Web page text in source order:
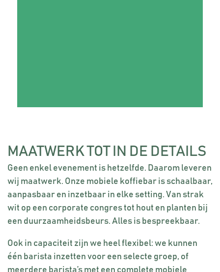
MAATWERK TOT IN DE DETAILS
Geen enkel evenement is hetzelfde. Daarom leveren
wij maatwerk. Onze mobiele koffiebar is schaalbaar,
aanpasbaar en inzetbaar in elke setting. Van strak
wit op een corporate congres tot hout en planten bij
een duurzaamheidsbeurs. Alles is bespreekbaar.
Ook in capaciteit zijn we heel flexibel: we kunnen
één barista inzetten voor een selecte groep, of
meerdere barista’s met een complete mobiele